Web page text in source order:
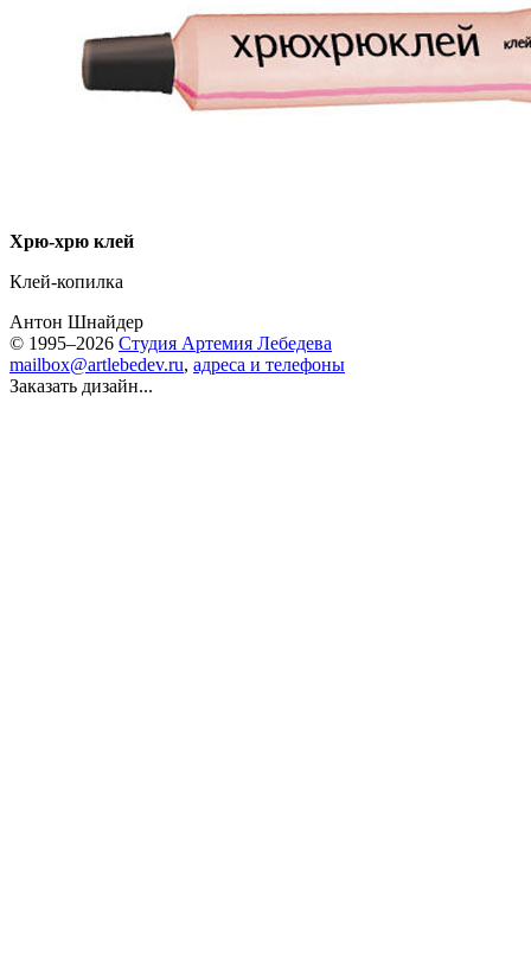
Хрю-хрю клей
Клей-копилка
Антон Шнайдер
© 1995–2026 Студия Артемия Лебедева
mailbox@artlebedev.ru, адреса и телефоны
Заказать дизайн...